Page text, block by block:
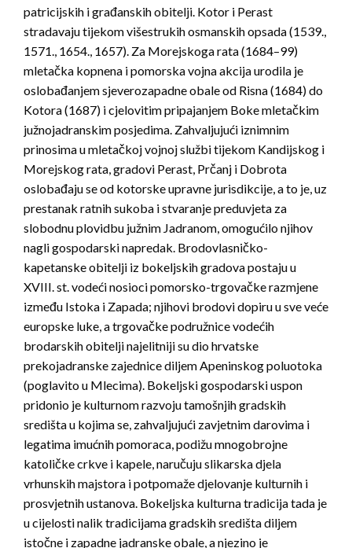
patricijskih i građanskih obitelji. Kotor i Perast
stradavaju tijekom višestrukih osmanskih opsada (1539.,
1571., 1654., 1657). Za Morejskoga rata (1684–99)
mletačka kopnena i pomorska vojna akcija urodila je
oslobađanjem sjeverozapadne obale od Risna (1684) do
Kotora (1687) i cjelovitim pripajanjem Boke mletačkim
južnojadranskim posjedima. Zahvaljujući iznimnim
prinosima u mletačkoj vojnoj službi tijekom Kandijskog i
Morejskog rata, gradovi Perast, Prčanj i Dobrota
oslobađaju se od kotorske upravne jurisdikcije, a to je, uz
prestanak ratnih sukoba i stvaranje preduvjeta za
slobodnu plovidbu južnim Jadranom, omogućilo njihov
nagli gospodarski napredak. Brodovlasničko-
kapetanske obitelji iz bokeljskih gradova postaju u
XVIII. st. vodeći nosioci pomorsko-trgovačke razmjene
između Istoka i Zapada; njihovi brodovi dopiru u sve veće
europske luke, a trgovačke podružnice vodećih
brodarskih obitelji najelitniji su dio hrvatske
prekojadranske zajednice diljem Apeninskog poluotoka
(poglavito u Mlecima). Bokeljski gospodarski uspon
pridonio je kulturnom razvoju tamošnjih gradskih
središta u kojima se, zahvaljujući zavjetnim darovima i
legatima imućnih pomoraca, podižu mnogobrojne
katoličke crkve i kapele, naručuju slikarska djela
vrhunskih majstora i potpomaže djelovanje kulturnih i
prosvjetnih ustanova. Bokeljska kulturna tradicija tada je
u cijelosti nalik tradicijama gradskih središta diljem
istočne i zapadne jadranske obale, a njezino je